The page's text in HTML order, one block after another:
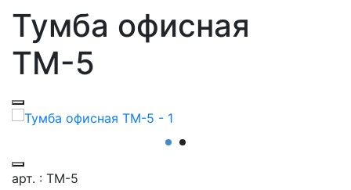
Тумба офисная
ТМ-5
арт. : ТМ-5